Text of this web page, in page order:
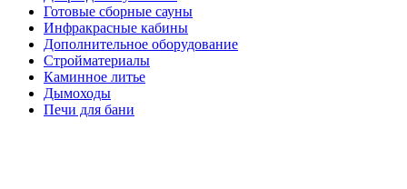
Готовые сборные сауны
Инфракрасные кабины
Дополнительное оборудование
Стройматериалы
Каминное литье
Дымоходы
Печи для бани